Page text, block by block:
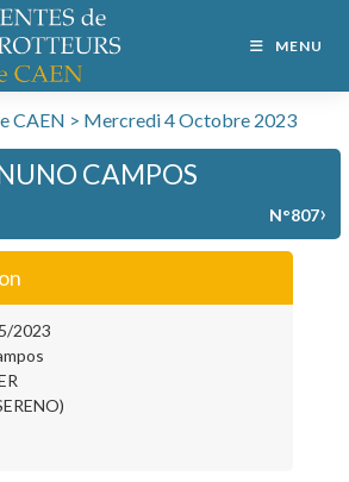
MENU
CAEN > Mercredi 4 Octobre 2023
CAMPOS
N°807›
2023